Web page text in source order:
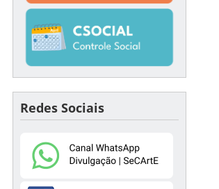
Redes Sociais